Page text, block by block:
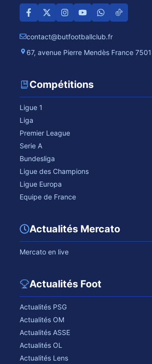
contact@butfootballclub.fr
67, avenue Pierre Mendès France
Compétitions
Ligue 1
Liga
Premier League
Serie A
Bundesliga
Ligue des Champions
Ligue Europa
Equipe de France
Actualités Mercato
Mercato en live
Actualités Foot
Actualités PSG
Actualités OM
Actualités ASSE
Actualités OL
Actualités Lens